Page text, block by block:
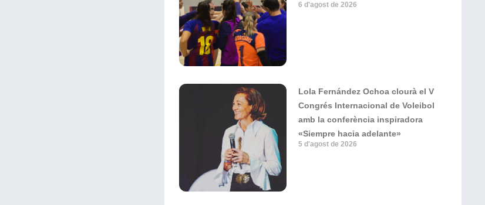
6 d'agost de 2026
Lola Fernández Ochoa clourà el V
Congrés Internacional de Voleibol
amb la conferència inspiradora
«Siempre hacia adelante»
5 d'agost de 2026